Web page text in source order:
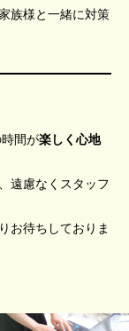
族様と一緒に対策
間が楽しく心地
遠慮なくスタッフ
お待ちしておりま